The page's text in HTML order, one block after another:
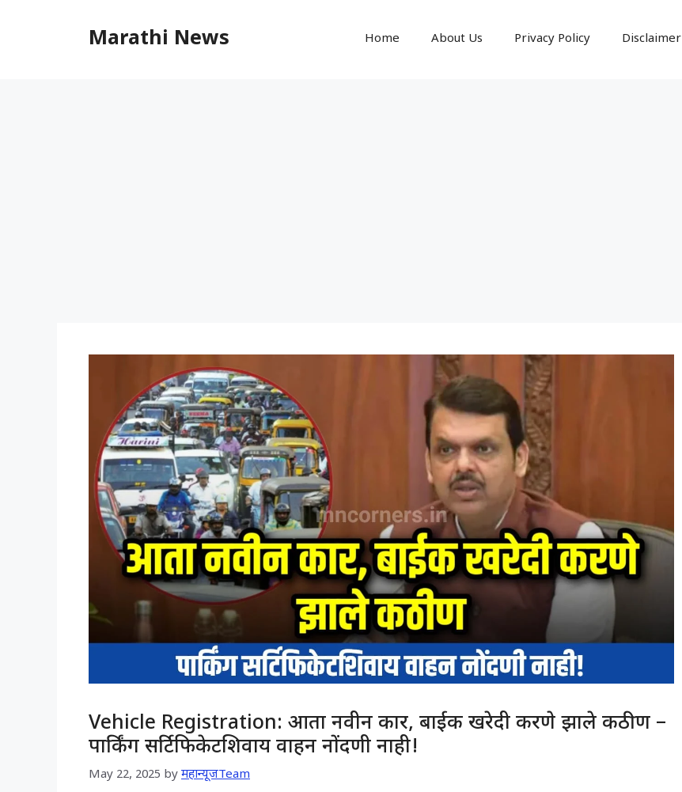
Marathi News Home About Us Privacy Policy Disclaimer
Vehicle Registration: आता नवीन कार, बाईक खरेदी करणे झाले कठीण –
पार्किंग सर्टिफिकेटशिवाय वाहन नोंदणी नाही!
May 22, 2025 by महान्यूजTeam